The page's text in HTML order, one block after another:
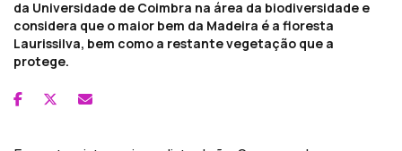
da Universidade de Coimbra na área da biodiversidade e
considera que o maior bem da Madeira é a floresta
Laurissilva, bem como a restante vegetação que a
protege.